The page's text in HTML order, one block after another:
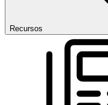
Recursos